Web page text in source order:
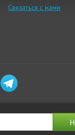
Связаться с нами